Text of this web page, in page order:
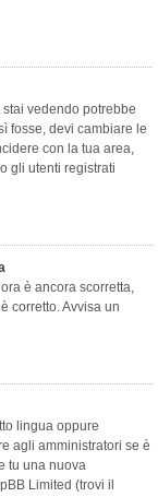
stai vedendo potrebbe
fosse, devi cambiare le
con la tua area,
gli utenti registrati
è ancora scorretta,
corretto. Avvisa un
lingua oppure
agli amministratori se è
tu una nuova
Limited (trovi il